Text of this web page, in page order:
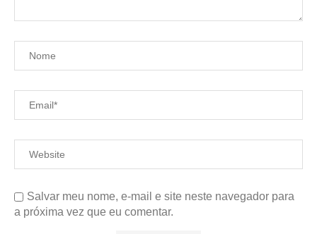
Salvar meu nome, e-mail e site neste navegador para
a próxima vez que eu comentar.